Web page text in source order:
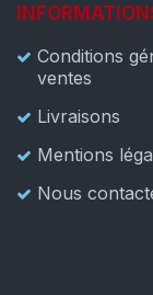
Conditions
ventes
Livraisons
Mentions
Nous